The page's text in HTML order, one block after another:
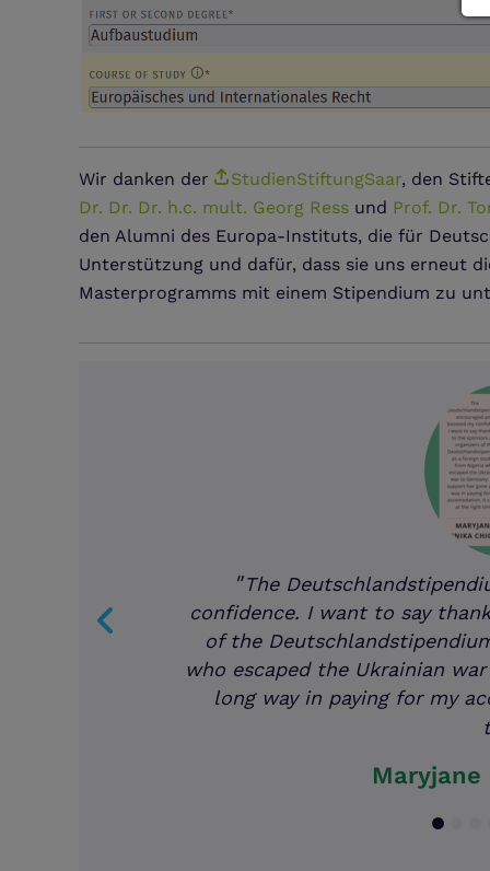
Wir danken der StudienStiftungSaar, den
Dr. Dr. Dr. h.c. mult. Georg Ress und Prof. Dr.
den Alumni des Europa-Instituts, die für
Unterstützung und dafür, dass sie uns erneut
Masterprogramms mit einem Stipendium zu
The
working extremely hard in
highly motivates me and
strengthened my resolve
getting
Previous